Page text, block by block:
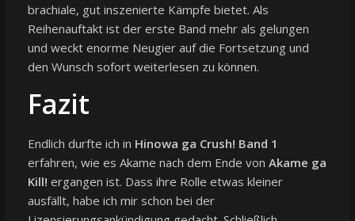
brachiale, gut inszenierte Kämpfe bietet. Als
Reihenauftakt ist der erste Band mehr als gelungen
und weckt enorme Neugier auf die Fortsetzung und
den Wunsch sofort weiterlesen zu können.
Fazit
Endlich durfte ich in Hinowa ga Crush! Band 1
erfahren, wie es Akame nach dem Ende von Akame ga
Kill! ergangen ist. Dass ihre Rolle etwas kleiner
ausfällt, habe ich mir schon bei der